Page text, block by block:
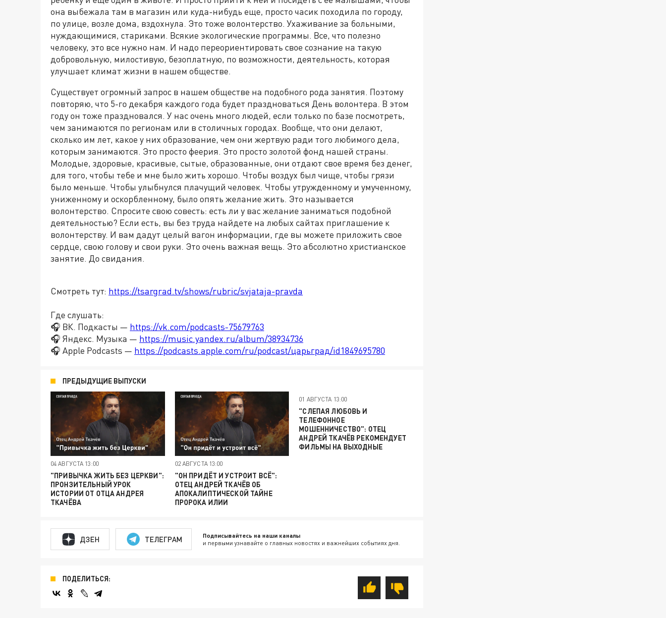
она выбежала там в магазин или куда-нибудь еще, просто часик походила по городу,
по улице, возле дома, вздохнула. Это тоже волонтерство. Ухаживание за больными,
нуждающимися, стариками. Всякие экологические программы. Все, что полезно
человеку, это все нужно нам. И надо переориентировать свое сознание на такую
добровольную, милостивую, безоплатную, по возможности, деятельность, которая
улучшает климат жизни в нашем обществе.
Существует огромный запрос в нашем обществе на подобного рода занятия. Поэтому
повторяю, что 5-го декабря каждого года будет праздноваться День волонтера. В этом
году он тоже праздновался. У нас очень много людей, если только по базе посмотреть,
чем занимаются по регионам или в столичных городах. Вообще, что они делают,
сколько им лет, какое у них образование, чем они жертвую ради того любимого дела,
которым занимаются. Это просто феерия. Это просто золотой фонд нашей страны.
Молодые, здоровые, красивые, сытые, образованные, они отдают свое время без денег,
для того, чтобы тебе и мне было жить хорошо. Чтобы воздух был чище, чтобы грязи
было меньше. Чтобы улыбнулся плачущий человек. Чтобы утружденному и умученному,
униженному и оскорбленному, было опять желание жить. Это называется
волонтерство. Спросите свою совесть: есть ли у вас желание заниматься подобной
деятельностью? Если есть, вы без труда найдете на любых сайтах приглашение к
волонтерству. И вам дадут целый вагон информации, где вы можете приложить свое
сердце, свою голову и свои руки. Это очень важная вещь. Это абсолютно христианское
занятие. До свидания.
Смотреть тут: https://tsargrad.tv/shows/rubric/svjataja-pravda
Где слушать:
🎧 ВК. Подкасты — https://vk.com/podcasts-75679763
🎧 Яндекс. Музыка — https://music.yandex.ru/album/38934736
🎧 Apple Podcasts — https://podcasts.apple.com/ru/podcast/царьград/id1849695780
ПРЕДЫДУЩИЕ ВЫПУСКИ
04 АВГУСТА 13:00
"ПРИВЫЧКА ЖИТЬ БЕЗ ЦЕРКВИ":
ПРОНЗИТЕЛЬНЫЙ УРОК
ИСТОРИИ ОТ ОТЦА АНДРЕЯ
ТКАЧЁВА
02 АВГУСТА 13:00
"ОН ПРИДЁТ И УСТРОИТ ВСЁ":
ОТЕЦ АНДРЕЙ ТКАЧЁВ ОБ
АПОКАЛИПТИЧЕСКОЙ ТАЙНЕ
ПРОРОКА ИЛИИ
01 АВГУСТА 13:00
"СЛЕПАЯ ЛЮБОВЬ И
ТЕЛЕФОННОЕ
МОШЕННИЧЕСТВО": ОТЕЦ
АНДРЕЙ ТКАЧЁВ РЕКОМЕНДУЕТ
ФИЛЬМЫ НА ВЫХОДНЫЕ
ДЗЕН ТЕЛЕГРАМ Подписывайтесь на наши каналы
и первыми узнавайте о главных новостях и важнейших событиях дня.
ПОДЕЛИТЬСЯ: